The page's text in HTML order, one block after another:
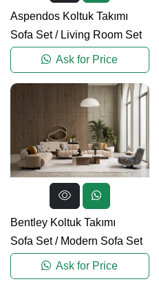
Aspendos Koltuk Takımı
Sofa Set/ Living Room Set
Ask for Price
Bentley Koltuk Takımı
Sofa Set/ Modern Sofa Set
Ask for Price